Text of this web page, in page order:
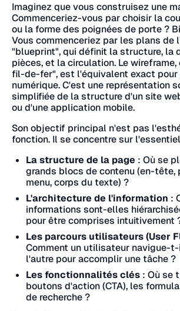
Imaginez que vous construisez une
Commenceriez-vous par choisir la
ou la forme des poignées de porte ?
Vous commenceriez par les plans de
"blueprint", qui définit la structure, la
pièces, et la circulation. Le
fil-de-fer", est l'équivalent exact pour
numérique. C'est une représentation
simplifiée de la structure d'un site
ou d'une application mobile.
Son objectif principal n'est pas
fonction. Il se concentre sur
La structure de la page : Où se
grands blocs de contenu (en-tête,
menu, corps du texte) ?
L'architecture de l'information :
informations sont-elles
pour être comprises intuitivement
Les parcours utilisateurs (User
Comment un utilisateur navigue-
l'autre pour accomplir une tâche ?
Les fonctionnalités clés : Où se
boutons d'action (CTA), les
de recherche ?